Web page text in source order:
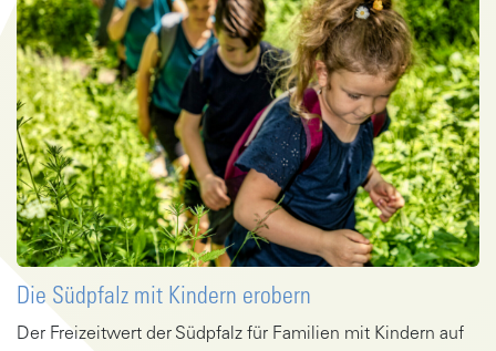
Die Südpfalz mit Kindern erobern
Der Freizeitwert der Südpfalz für Familien mit Kindern auf